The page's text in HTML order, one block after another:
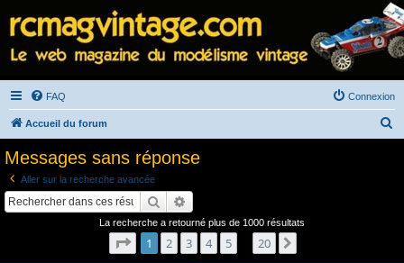
FAQ Connexion
Accueil du forum
Messages sans réponse
Aller sur la recherche avancée
Rechercher
La recherche a retourné plus de 1000 résultats
Page sur20
1 2 3 4 5 20